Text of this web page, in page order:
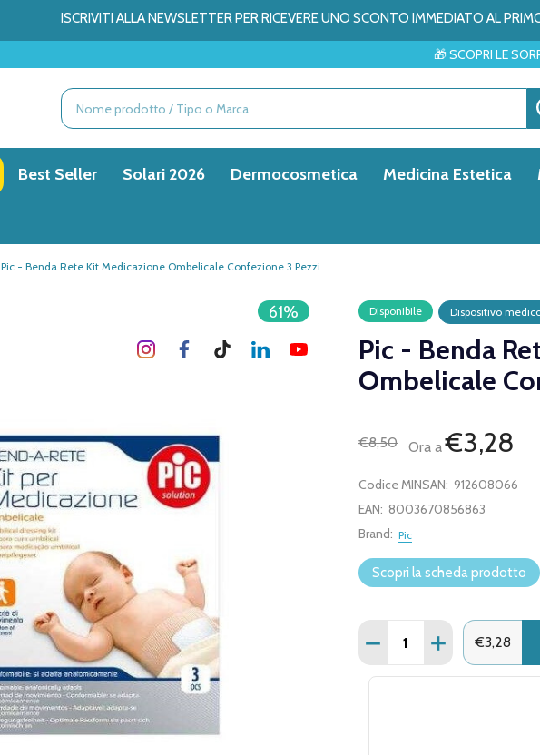
ISCRIVITI ALLA NEWSLETTER PER RICEVERE UNO SCONTO IMMEDIATO AL
🎁 SCOPRI LE SORPRESE DEL
Ricerca
Best Seller Solari 2026 Dermocosmetica Medicina Estetica
Pic - Benda Rete Kit Medicazione Ombelicale Confezione 3 Pezzi
Disponibile Dispositivo
Pic - Benda
Ombelicale
€8,50 Ora a€3,28
61%
Codice MINSAN: 912608066
EAN: 8003670856863
Brand: Pic
Scopri la scheda prodotto
Quantità:
DIMINUISCI QUANTITÀ DI
AUMENTA
€3,28